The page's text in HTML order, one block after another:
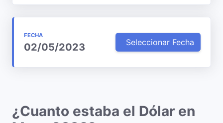
FECHA
02/05/2023 Seleccionar Fecha
¿Cuanto estaba el Dólar en